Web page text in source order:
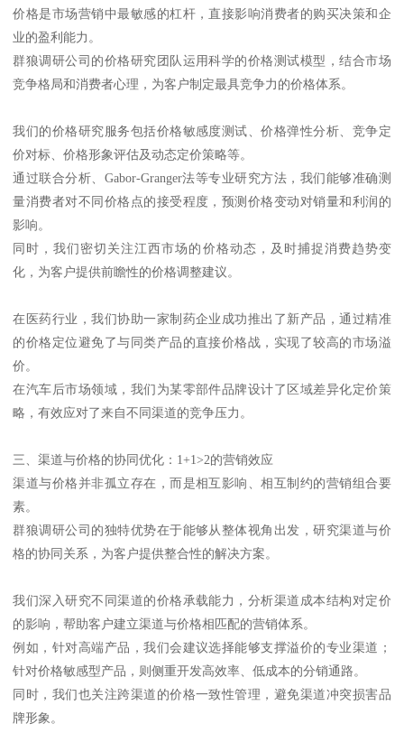
价格是市场营销中最敏感的杠杆，直接影响消费者的购买决策和企
业的盈利能力。
群狼调研公司的价格研究团队运用科学的价格测试模型，结合市场
竞争格局和消费者心理，为客户制定最具竞争力的价格体系。
我们的价格研究服务包括价格敏感度测试、价格弹性分析、竞争定
价对标、价格形象评估及动态定价策略等。
通过联合分析、Gabor-Granger法等专业研究方法，我们能够准确测
量消费者对不同价格点的接受程度，预测价格变动对销量和利润的
影响。
同时，我们密切关注江西市场的价格动态，及时捕捉消费趋势变
化，为客户提供前瞻性的价格调整建议。
在医药行业，我们协助一家制药企业成功推出了新产品，通过精准
的价格定位避免了与同类产品的直接价格战，实现了较高的市场溢
价。
在汽车后市场领域，我们为某零部件品牌设计了区域差异化定价策
略，有效应对了来自不同渠道的竞争压力。
三、渠道与价格的协同优化：1+1>2的营销效应
渠道与价格并非孤立存在，而是相互影响、相互制约的营销组合要
素。
群狼调研公司的独特优势在于能够从整体视角出发，研究渠道与价
格的协同关系，为客户提供整合性的解决方案。
我们深入研究不同渠道的价格承载能力，分析渠道成本结构对定价
的影响，帮助客户建立渠道与价格相匹配的营销体系。
例如，针对高端产品，我们会建议选择能够支撑溢价的专业渠道；
针对价格敏感型产品，则侧重开发高效率、低成本的分销通路。
同时，我们也关注跨渠道的价格一致性管理，避免渠道冲突损害品
牌形象。